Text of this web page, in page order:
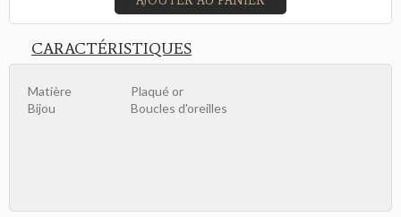
CARACTÉRISTIQUES
Matière
Plaqué or
Bijou
Boucles d'oreilles